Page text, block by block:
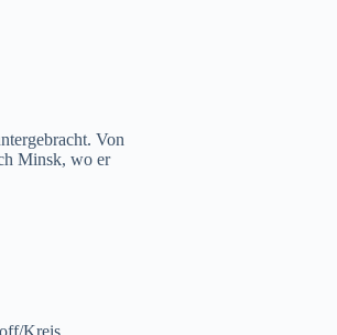
Von
Minsk, wo er
Kreis